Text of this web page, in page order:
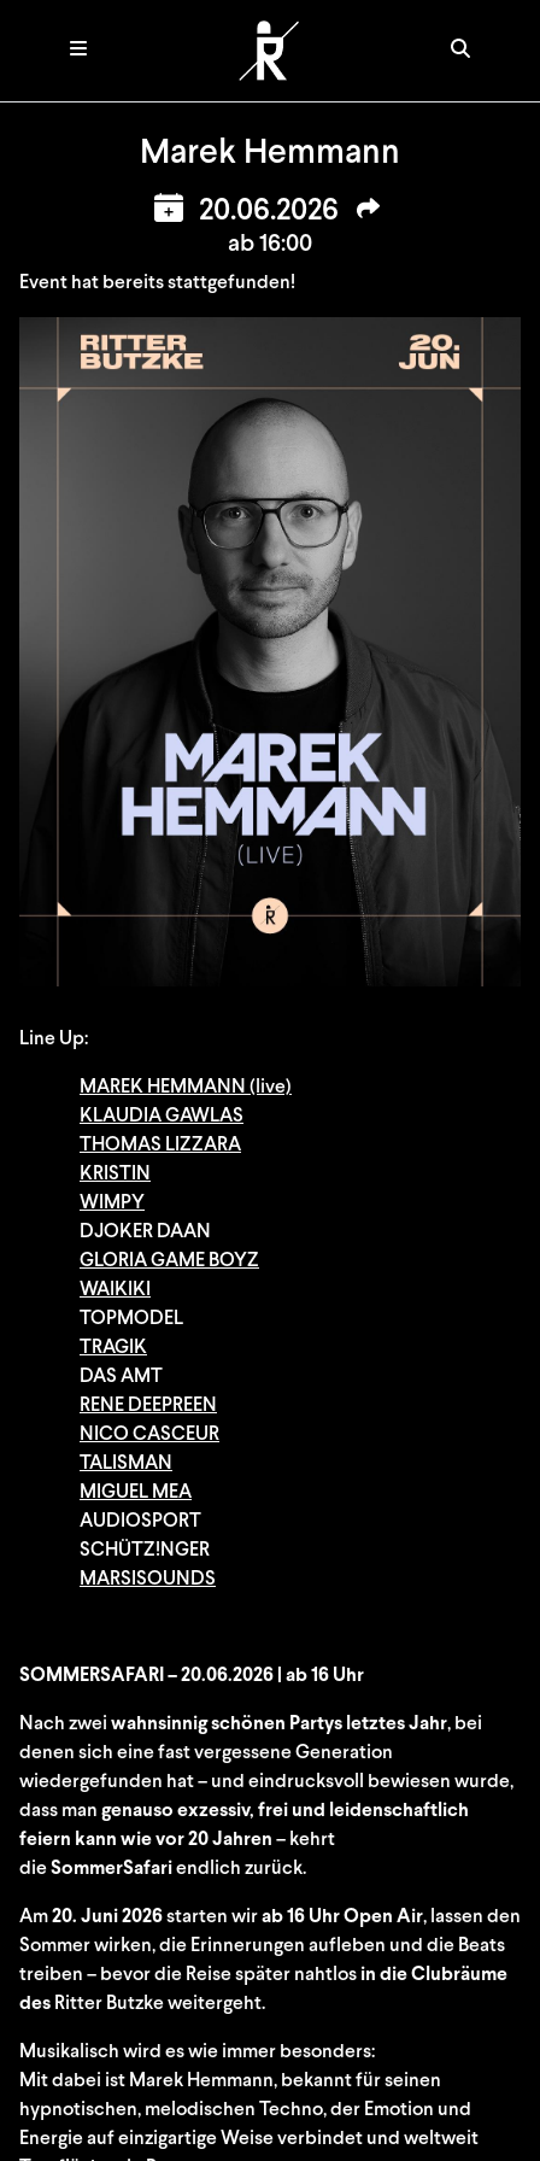
Marek Hemmann
20.06.2026
ab 16:00
Event hat bereits stattgefunden!
Line Up:
MAREK HEMMANN (live)
KLAUDIA GAWLAS
THOMAS LIZZARA
KRISTIN
WIMPY
DJOKER DAAN
GLORIA GAME BOYZ
WAIKIKI
TOPMODEL
TRAGIK
DAS AMT
RENE DEEPREEN
NICO CASCEUR
TALISMAN
MIGUEL MEA
AUDIOSPORT
SCHÜTZ!NGER
MARSISOUNDS
SOMMERSAFARI – 20.06.2026 | ab 16 Uhr
Nach zwei wahnsinnig schönen Partys letztes Jahr, bei
denen sich eine fast vergessene Generation
wiedergefunden hat – und eindrucksvoll bewiesen wurde,
dass man genauso exzessiv, frei und leidenschaftlich
feiern kann wie vor 20 Jahren – kehrt
dieSommerSafariendlich zurück.
Am20. Juni 2026starten wirab 16 Uhr Open Air, lassen den
Sommer wirken, die Erinnerungen aufleben und die Beats
treiben – bevor die Reise später nahtlos in die Clubräume
des Ritter Butzkeweitergeht.
Musikalisch wird es wie immer besonders:
Mit dabei ist Marek Hemmann, bekannt für seinen
hypnotischen, melodischen Techno, der Emotion und
Energie auf einzigartige Weise verbindet und weltweit